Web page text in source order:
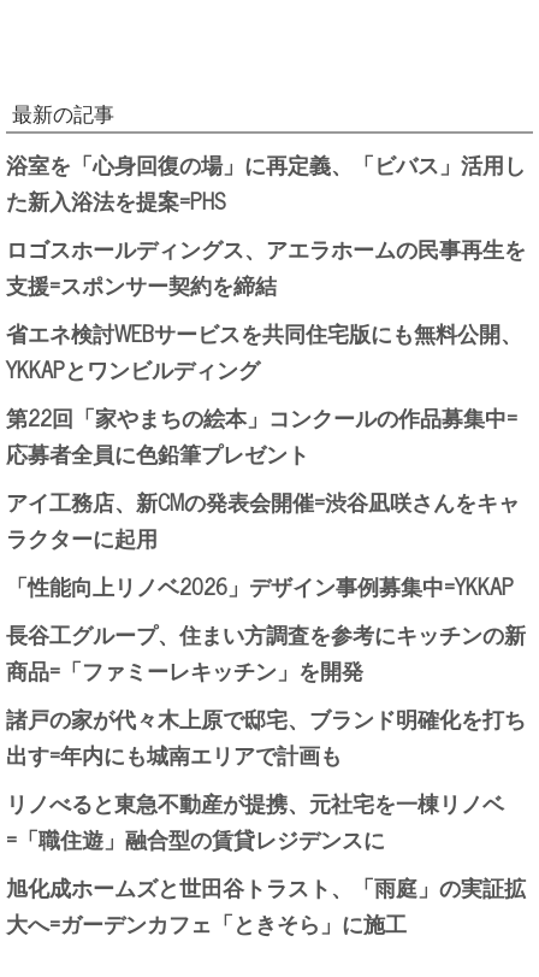
最新の記事
浴室を「心身回復の場」に再定義、「ビバス」活用し
た新入浴法を提案=PHS
ロゴスホールディングス、アエラホームの民事再生を
支援=スポンサー契約を締結
省エネ検討WEBサービスを共同住宅版にも無料公開、
YKKAPとワンビルディング
第22回「家やまちの絵本」コンクールの作品募集中=
応募者全員に色鉛筆プレゼント
アイ工務店、新CMの発表会開催=渋谷凪咲さんをキャ
ラクターに起用
「性能向上リノベ2026」デザイン事例募集中=YKKAP
長谷工グループ、住まい方調査を参考にキッチンの新
商品=「ファミーレキッチン」を開発
諸戸の家が代々木上原で邸宅、ブランド明確化を打ち
出す=年内にも城南エリアで計画も
リノべると東急不動産が提携、元社宅を一棟リノベ
=「職住遊」融合型の賃貸レジデンスに
旭化成ホームズと世田谷トラスト、「雨庭」の実証拡
大へ=ガーデンカフェ「ときそら」に施工